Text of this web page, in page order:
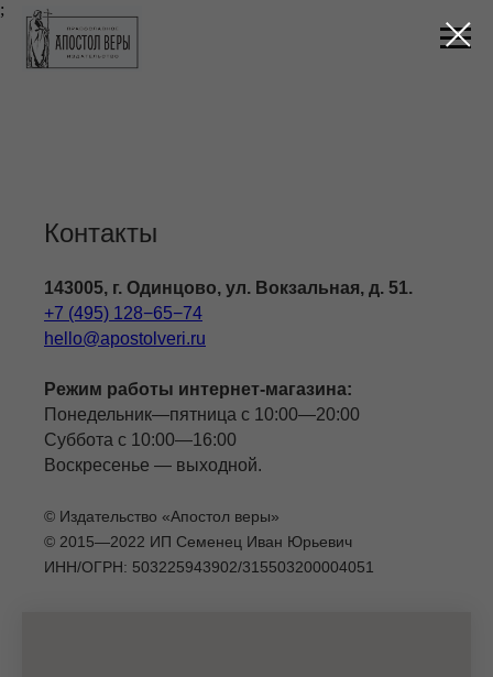
;
Контакты
143005, г. Одинцово, ул. Вокзальная, д. 51.
+7 (495) 128−65−74
hello@apostolveri.ru
Режим работы интернет-магазина:
Понедельник—пятница с 10:00—20:00
Суббота с 10:00—16:00
Воскресенье — выходной.
© Издательство «Апостол веры»
© 2015—2022 ИП Семенец Иван Юрьевич
ИНН/ОГРН: 503225943902/315503200004051